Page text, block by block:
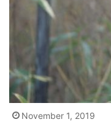
November 1, 2019